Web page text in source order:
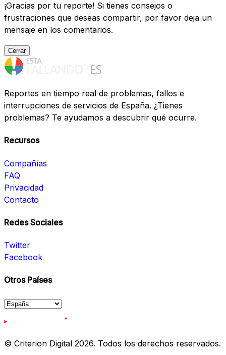
¡Gracias por tu reporte! Si tienes consejos o
frustraciones que deseas compartir, por favor deja un
mensaje en los comentarios.
Cerrar
Reportes en tiempo real de problemas, fallos e
interrupciones de servicios de España. ¿Tienes
problemas? Te ayudamos a descubrir qué ocurre.
Recursos
Compañías
FAQ
Privacidad
Contacto
Redes Sociales
Twitter
Facebook
Otros Países
© Criterion Digital 2026. Todos los derechos reservados.